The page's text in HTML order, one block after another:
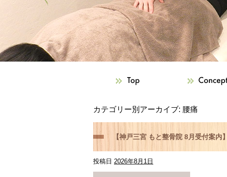
カテゴリー別アーカイブ: 腰痛
【神戸三宮 もと整骨院 8月受付案
カプセルで夏の疲労回復をサポート
投稿日 2026年8月1日